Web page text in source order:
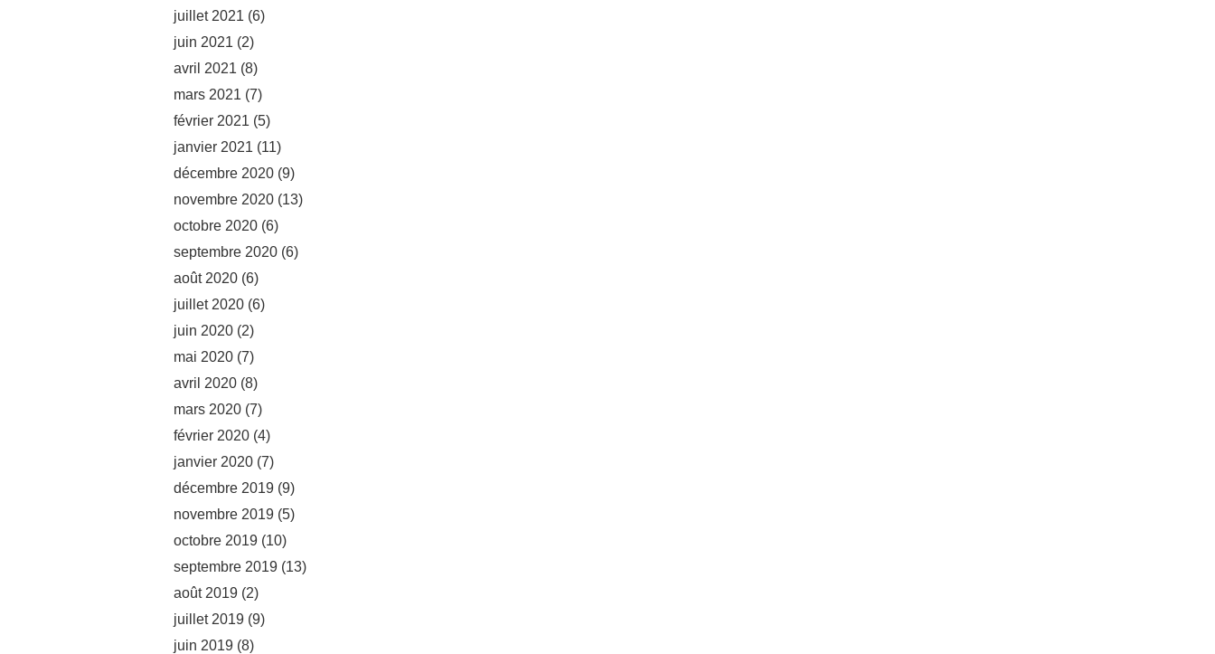
juillet 2021 (6)
juin 2021 (2)
avril 2021 (8)
mars 2021 (7)
février 2021 (5)
janvier 2021 (11)
décembre 2020 (9)
novembre 2020 (13)
octobre 2020 (6)
septembre 2020 (6)
août 2020 (6)
juillet 2020 (6)
juin 2020 (2)
mai 2020 (7)
avril 2020 (8)
mars 2020 (7)
février 2020 (4)
janvier 2020 (7)
décembre 2019 (9)
novembre 2019 (5)
octobre 2019 (10)
septembre 2019 (13)
août 2019 (2)
juillet 2019 (9)
juin 2019 (8)